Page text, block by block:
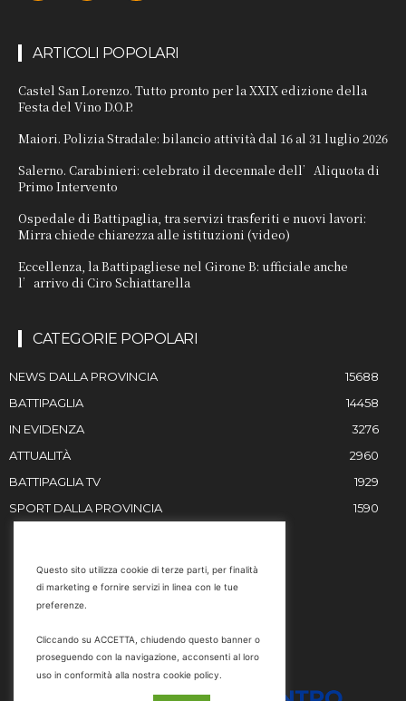
ARTICOLI POPOLARI
Castel San Lorenzo. Tutto pronto per la XXIX edizione della
Festa del Vino D.O.P.
Maiori. Polizia Stradale: bilancio attività dal 16 al 31 luglio 2026
Salerno. Carabinieri: celebrato il decennale dell’Aliquota di
Primo Intervento
Ospedale di Battipaglia, tra servizi trasferiti e nuovi lavori:
Mirra chiede chiarezza alle istituzioni (video)
Eccellenza, la Battipagliese nel Girone B: ufficiale anche
l’arrivo di Ciro Schiattarella
CATEGORIE POPOLARI
NEWS DALLA PROVINCIA
15688
BATTIPAGLIA
14458
IN EVIDENZA
3276
ATTUALITÀ
2960
BATTIPAGLIA TV
1929
SPORT DALLA PROVINCIA
1590
Email
marketing@battipaglia1929.it
carminegaldi@virgilio.it
Questo sito utilizza cookie di terze parti, per finalità
di marketing e fornire servizi in linea con le tue
preferenze.
Cliccando su ACCETTA, chiudendo questo banner o
proseguendo con la navigazione, acconsenti al loro
uso in conformità alla nostra cookie policy.